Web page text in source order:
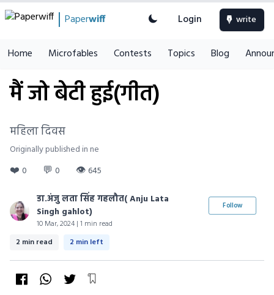
Paperwiff Login write
Home Microfables Contests Topics Blog
मैं जो बेटी हुई(गीत)
महिला दिवस
Originally published in ne
❤️ 0 💬 0 👁 645
डा.अंजु लता सिंह गहलौत( Anju Lata
Singh gahlot)
10 Mar, 2024 | 1 min read
Follow
2 min read 2 min left